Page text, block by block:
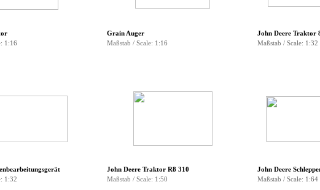
1:16
Grain Auger
Maßstab / Scale: 1:16
John Deere Traktor
Maßstab / Scale: 1:32
1:32
John Deere Traktor R8 310
Maßstab / Scale: 1:50
John Deere
Maßstab / Scale: 1:64